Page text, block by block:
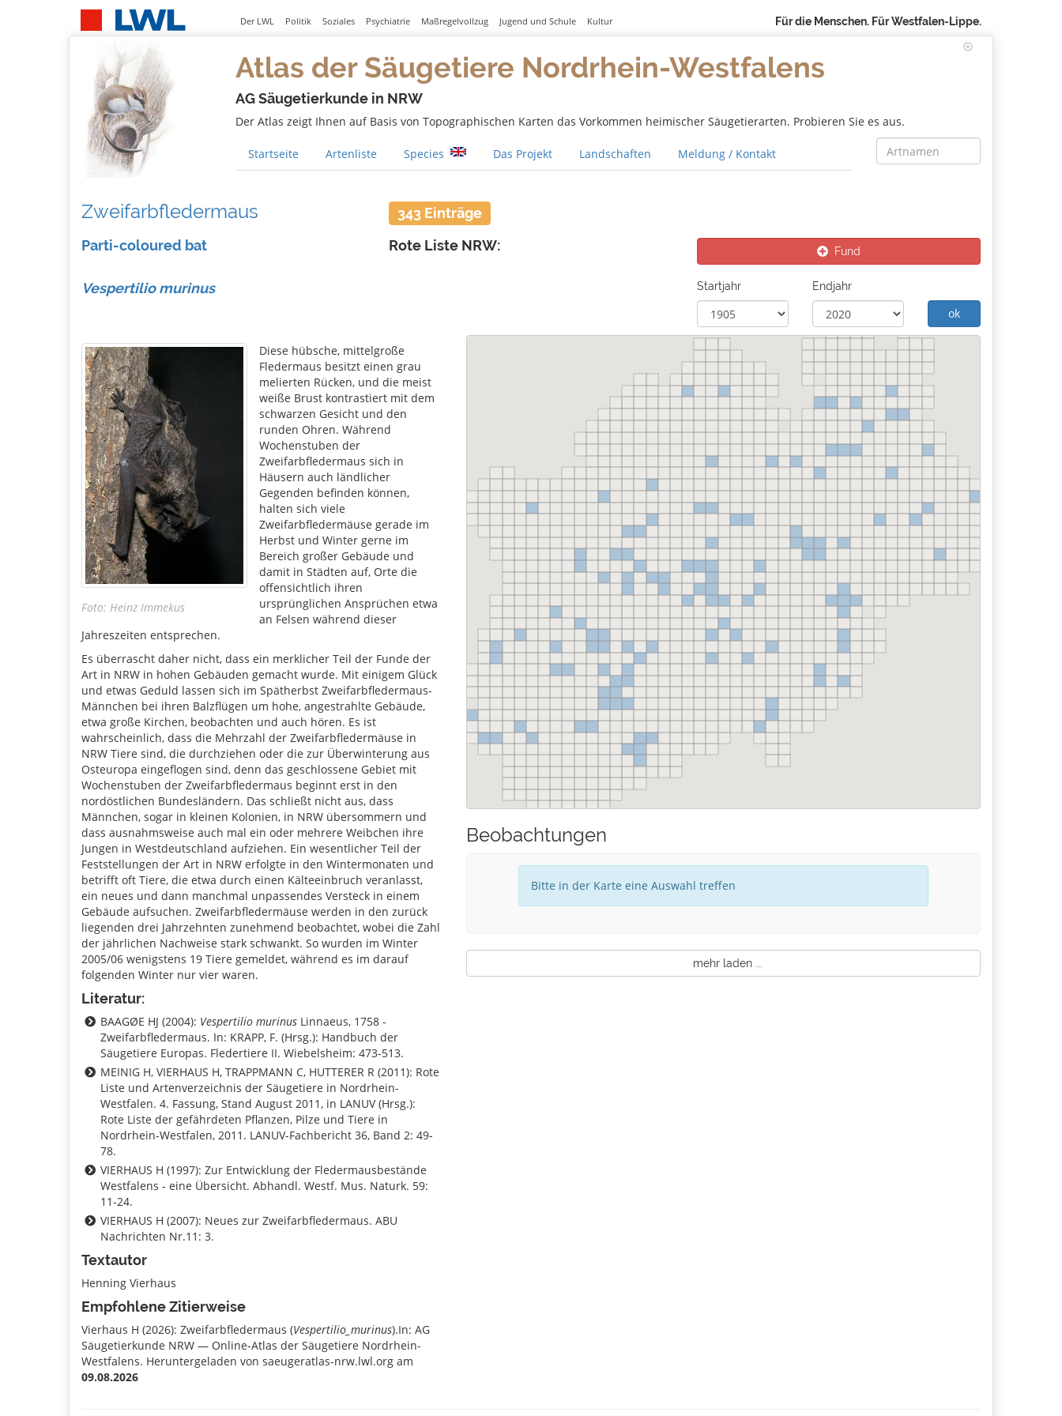
Der LWL Politik Soziales Psychiatrie Maßregelvollzug Jugend und Schule Kultur Für die Menschen. Für Westfalen-Lippe.
Atlas der Säugetiere Nordrhein-Westfalens
AG Säugetierkunde in NRW
Der Atlas zeigt Ihnen auf Basis von Topographischen Karten das Vorkommen heimischer Säugetierarten. Probieren Sie es aus.
Startseite Artenliste Species Das Projekt Landschaften Meldung / Kontakt
Zweifarbfledermaus
343 Einträge
Parti-coloured bat
Rote Liste NRW: Fund
Vespertilio murinus Startjahr Endjahr
ok
Foto: Heinz Immekus
Diese hübsche, mittelgroße
Fledermaus besitzt einen grau
melierten Rücken, und die meist
weiße Brust kontrastiert mit dem
schwarzen Gesicht und den
runden Ohren. Während
Wochenstuben der
Zweifarbfledermaus sich in
Häusern auch ländlicher
Gegenden befinden können,
halten sich viele
Zweifarbfledermäuse gerade im
Herbst und Winter gerne im
Bereich großer Gebäude und
damit in Städten auf, Orte die
offensichtlich ihren
ursprünglichen Ansprüchen etwa
an Felsen während dieser
Jahreszeiten entsprechen.
Es überrascht daher nicht, dass ein merklicher Teil der Funde der
Art in NRW in hohen Gebäuden gemacht wurde. Mit einigem Glück
und etwas Geduld lassen sich im Spätherbst Zweifarbfledermaus-
Männchen bei ihren Balzflügen um hohe, angestrahlte Gebäude,
etwa große Kirchen, beobachten und auch hören. Es ist
wahrscheinlich, dass die Mehrzahl der Zweifarbfledermäuse in
NRW Tiere sind, die durchziehen oder die zur Überwinterung aus
Osteuropa eingeflogen sind, denn das geschlossene Gebiet mit
Wochenstuben der Zweifarbfledermaus beginnt erst in den
nordöstlichen Bundesländern. Das schließt nicht aus, dass
Männchen, sogar in kleinen Kolonien, in NRW übersommern und
dass ausnahmsweise auch mal ein oder mehrere Weibchen ihre
Jungen in Westdeutschland aufziehen. Ein wesentlicher Teil der
Feststellungen der Art in NRW erfolgte in den Wintermonaten und
betrifft oft Tiere, die etwa durch einen Kälteeinbruch veranlasst,
ein neues und dann manchmal unpassendes Versteck in einem
Gebäude aufsuchen. Zweifarbfledermäuse werden in den zurück
liegenden drei Jahrzehnten zunehmend beobachtet, wobei die Zahl
der jährlichen Nachweise stark schwankt. So wurden im Winter
2005/06 wenigstens 19 Tiere gemeldet, während es im darauf
folgenden Winter nur vier waren.
Literatur:
BAAGØE HJ (2004): Vespertilio murinus Linnaeus, 1758 -
Zweifarbfledermaus. In: KRAPP, F. (Hrsg.): Handbuch der
Säugetiere Europas. Fledertiere II. Wiebelsheim: 473-513.
MEINIG H, VIERHAUS H, TRAPPMANN C, HUTTERER R (2011): Rote
Liste und Artenverzeichnis der Säugetiere in Nordrhein-
Westfalen. 4. Fassung, Stand August 2011, in LANUV (Hrsg.):
Rote Liste der gefährdeten Pflanzen, Pilze und Tiere in
Nordrhein-Westfalen, 2011. LANUV-Fachbericht 36, Band 2: 49-
78.
VIERHAUS H (1997): Zur Entwicklung der Fledermausbestände
Westfalens - eine Übersicht. Abhandl. Westf. Mus. Naturk. 59:
11-24.
VIERHAUS H (2007): Neues zur Zweifarbfledermaus. ABU
Nachrichten Nr.11: 3.
Textautor
Henning Vierhaus
Empfohlene Zitierweise
Vierhaus H (2026): Zweifarbfledermaus (Vespertilio_murinus).In: AG
Säugetierkunde NRW — Online-Atlas der Säugetiere Nordrhein-
Westfalens. Heruntergeladen von saeugeratlas-nrw.lwl.org am
09.08.2026
Beobachtungen
Bitte in der Karte eine Auswahl treffen
mehr laden ...